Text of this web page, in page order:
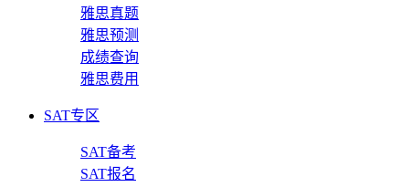
雅思真题
雅思预测
成绩查询
雅思费用
SAT专区
SAT备考
SAT报名